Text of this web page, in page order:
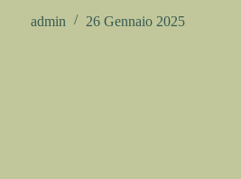
admin
26 Gennaio 2025